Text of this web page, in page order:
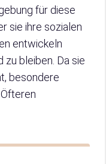
für diese
sie ihre sozialen
entwickeln
zu bleiben. Da sie
besondere